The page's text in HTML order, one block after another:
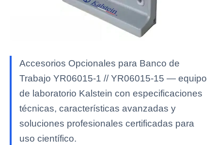
Accesorios Opcionales para Banco de
Trabajo YR06015-1 // YR06015-15 — equipo
de laboratorio Kalstein con especificaciones
técnicas, características avanzadas y
soluciones profesionales certificadas para
uso científico.